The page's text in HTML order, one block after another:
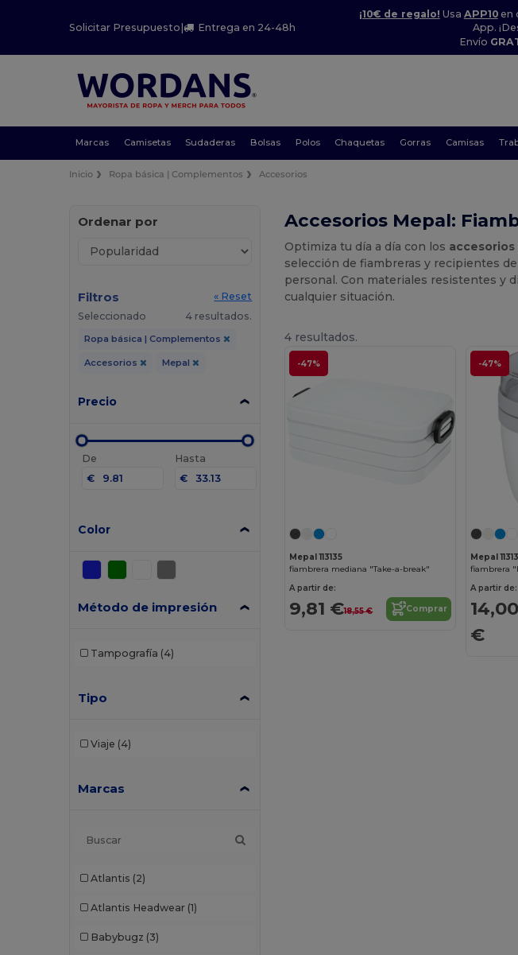
Solicitar Presupuesto | Entrega en 24-48h
¡10€ de regalo! Usa APP10en
App.
Envío
Marcas Camisetas Sudaderas Bolsas Polos Chaquetas Gorras Camisas
Inicio Ropa básica | Complementos Accesorios
Ordenar por
Filtros
« Reset
Seleccionado
4 resultados.
Ropa básica | Complementos
Accesorios Mepal
Precio
De
€
Hasta
€
Color
Método de impresión
Tampografía (4)
Tipo
Viaje (4)
Marcas
Atlantis (2)
Atlantis Headwear (1)
Babybugz (3)
Accesorios Mepal:
Optimiza tu día a día con los accesorios
selección de fiambreras y recipientes
personal. Con materiales resistentes y
cualquier situación.
4 resultados.
-47%
Mepal 113135
fiambrera mediana "Take-a-break"
A partir de:
9,81 €18,55 € Comprar
-47%
Mepal
fiambrera
A partir de:
14,00
€